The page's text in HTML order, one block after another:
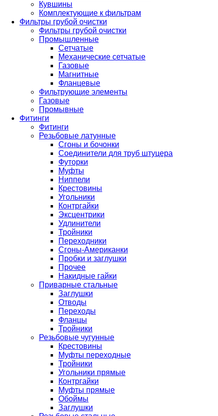
Кувшины
Комплектующие к фильтрам
Фильтры грубой очистки
Фильтры грубой очистки
Промышленные
Сетчатые
Механические сетчатые
Газовые
Магнитные
Фланцевые
Фильтрующие элементы
Газовые
Промывные
Фитинги
Фитинги
Резьбовые латунные
Сгоны и бочонки
Соединители для труб штуцера
Футорки
Муфты
Ниппели
Крестовины
Угольники
Контргайки
Эксцентрики
Удлинители
Тройники
Переходники
Сгоны-Американки
Пробки и заглушки
Прочее
Накидные гайки
Приварные стальные
Заглушки
Отводы
Переходы
Фланцы
Тройники
Резьбовые чугунные
Крестовины
Муфты переходные
Тройники
Угольники прямые
Контргайки
Муфты прямые
Обоймы
Заглушки